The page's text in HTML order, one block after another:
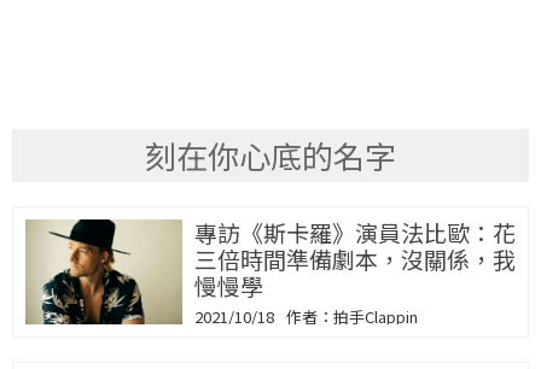
刻在你心底的名字
專訪《斯卡羅》演員法比歐：花
三倍時間準備劇本，沒關係，我
慢慢學
2021/10/18 拍手Clappin